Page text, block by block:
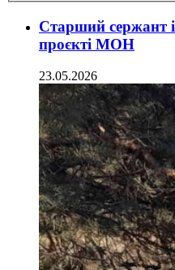
Старший сержант
проєкті МОН
23.05.2026